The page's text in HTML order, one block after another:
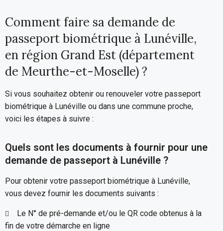
Comment faire sa demande de
passeport biométrique à Lunéville,
en région Grand Est (département
de Meurthe-et-Moselle) ?
Si vous souhaitez obtenir ou renouveler votre passeport
biométrique à Lunéville ou dans une commune proche,
voici les étapes à suivre :
Quels sont les documents à fournir pour une
demande de passeport à Lunéville ?
Pour obtenir votre passeport biométrique à Lunéville,
vous devez fournir les documents suivants :
Le N° de pré-demande et/ou le QR code obtenus à la
fin de votre démarche en ligne